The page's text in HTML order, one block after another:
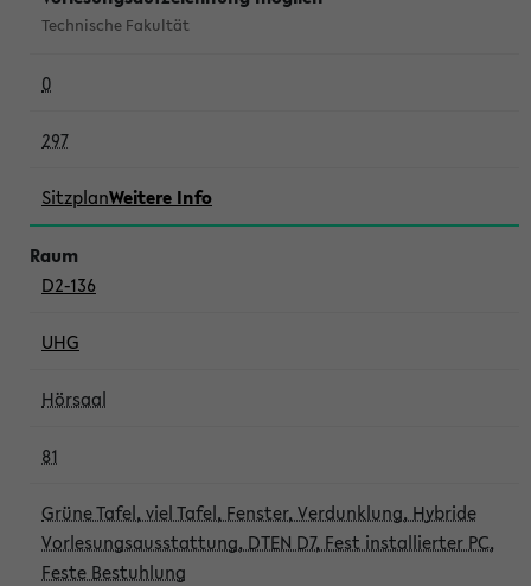
Technische Fakultät
0
297
SitzplanWeitere Info
D2-136
UHG
Hörsaal
81
Grüne Tafel, viel Tafel, Fenster, Verdunklung, Hybride
Vorlesungsausstattung, DTEN D7, Fest installierter PC,
Feste Bestuhlung